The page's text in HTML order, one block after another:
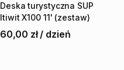
Deska turystyczna SUP
Itiwit X100 11' (zestaw)
60,00 zł / dzień